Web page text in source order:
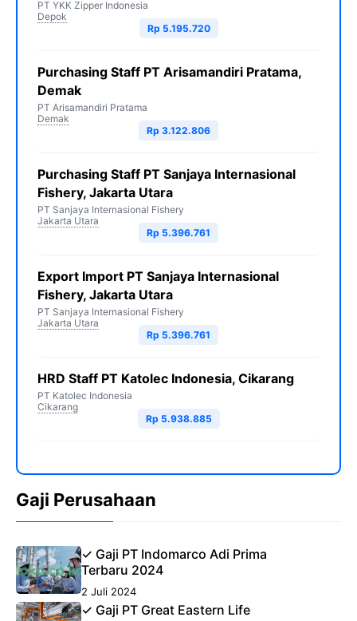
PT YKK Zipper Indonesia
Depok
Rp 5.195.720
Purchasing Staff PT Arisamandiri Pratama,
Demak
PT Arisamandiri Pratama
Demak
Rp 3.122.806
Purchasing Staff PT Sanjaya Internasional
Fishery, Jakarta Utara
PT Sanjaya Internasional Fishery
Jakarta Utara
Rp 5.396.761
Export Import PT Sanjaya Internasional
Fishery, Jakarta Utara
PT Sanjaya Internasional Fishery
Jakarta Utara
Rp 5.396.761
HRD Staff PT Katolec Indonesia, Cikarang
PT Katolec Indonesia
Cikarang
Rp 5.938.885
Gaji Perusahaan
✓ Gaji PT Indomarco Adi Prima
Terbaru 2024
2 Juli 2024
✓ Gaji PT Great Eastern Life